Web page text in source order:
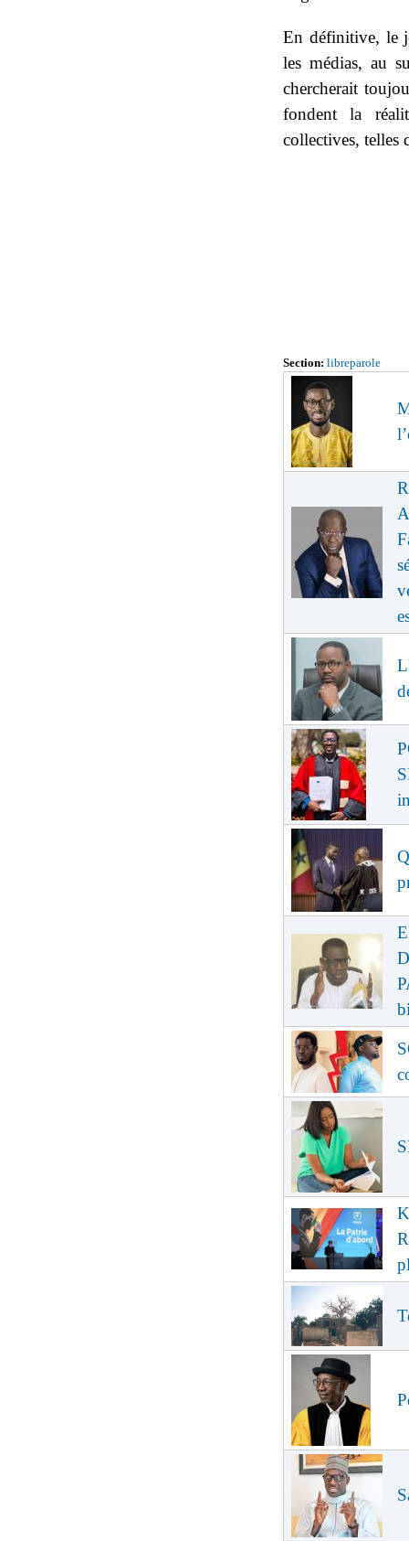
En définitive, le
les médias, au
chercherait
fondent la
collectives, telles
Section: libreparole